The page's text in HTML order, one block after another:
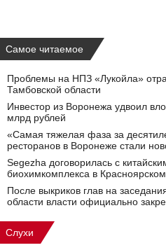
Самое читаемое
Проблемы на НПЗ «Лукойла»
Тамбовской области
Инвестор из Воронежа удвоил
млрд рублей
«Самая тяжелая фаза за
ресторанов в Воронеже стали
Segezha договорилась с
биохимкомплекса в
После выкриков глав на
области власти официально
Слухи